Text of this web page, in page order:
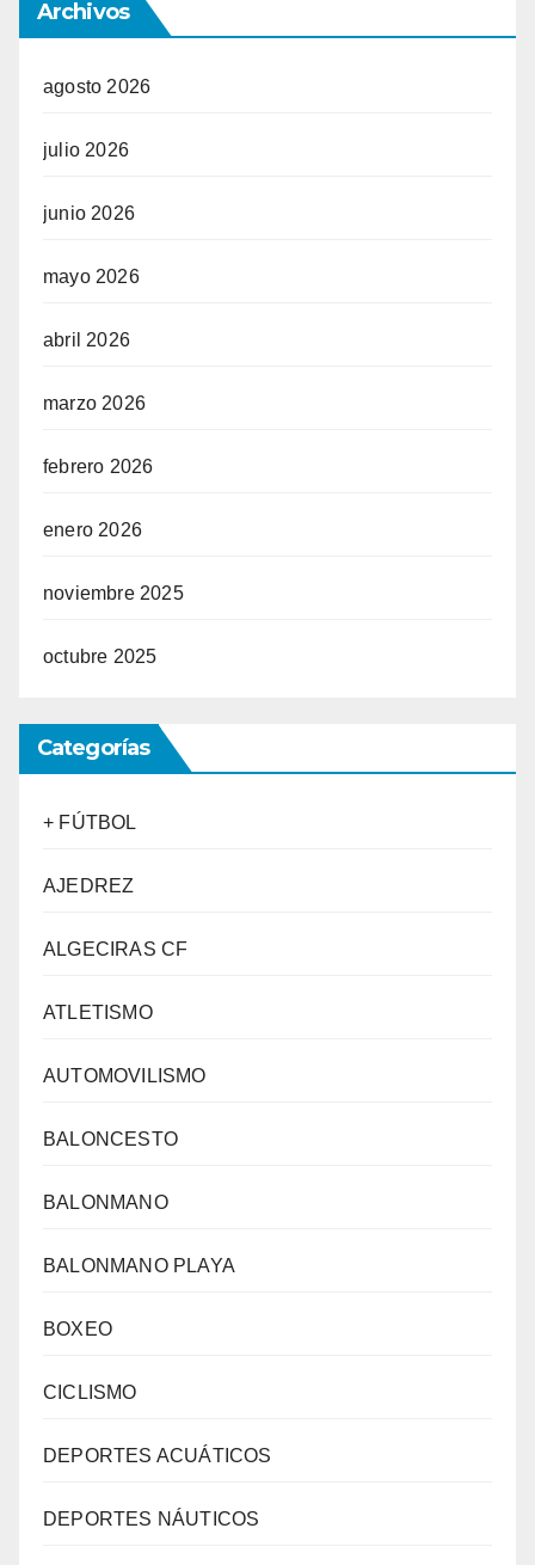
Archivos
agosto 2026
julio 2026
junio 2026
mayo 2026
abril 2026
marzo 2026
febrero 2026
enero 2026
noviembre 2025
octubre 2025
Categorías
+ FÚTBOL
AJEDREZ
ALGECIRAS CF
ATLETISMO
AUTOMOVILISMO
BALONCESTO
BALONMANO
BALONMANO PLAYA
BOXEO
CICLISMO
DEPORTES ACUÁTICOS
DEPORTES NÁUTICOS